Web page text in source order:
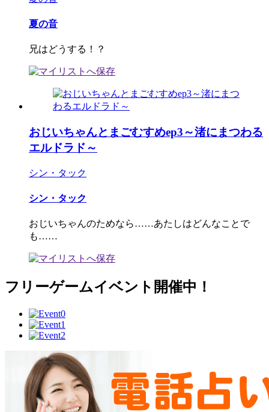
夏の音
兄はどうする！？
おじいちゃんとまごむすめep3～渚にまつわる
エルドラド～
シン・タック
シン・タック
おじいちゃんのためなら……あたしはどんなことで
も……
フリーゲームイベント開催中！